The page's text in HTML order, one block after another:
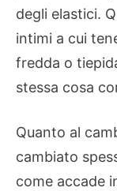
degli elastici.
intimi a cui
fredda o
stessa cosa
Quanto al
cambiato
come accade